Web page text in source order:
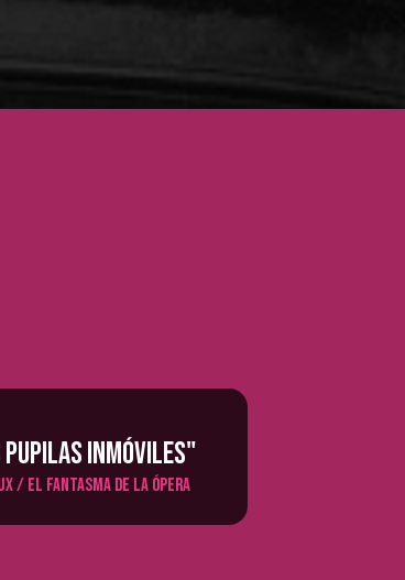
pupilas inmóviles"
/ el fantasma de la ópera